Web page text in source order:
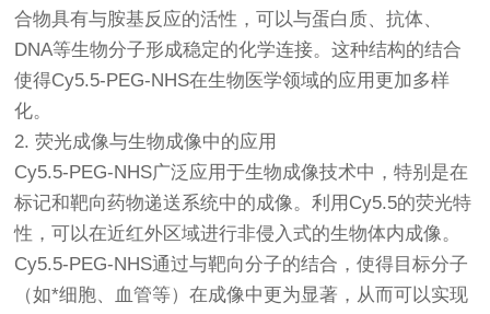
合物具有与胺基反应的活性，可以与蛋白质、抗体、
DNA等生物分子形成稳定的化学连接。这种结构的结合
使得Cy5.5-PEG-NHS在生物医学领域的应用更加多样
化。
2. 荧光成像与生物成像中的应用
Cy5.5-PEG-NHS广泛应用于生物成像技术中，特别是在
标记和靶向药物递送系统中的成像。利用Cy5.5的荧光特
性，可以在近红外区域进行非侵入式的生物体内成像。
Cy5.5-PEG-NHS通过与靶向分子的结合，使得目标分子
（如*细胞、血管等）在成像中更为显著，从而可以实现